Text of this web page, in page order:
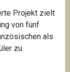
Projekt zielt
von fünf
als
zu